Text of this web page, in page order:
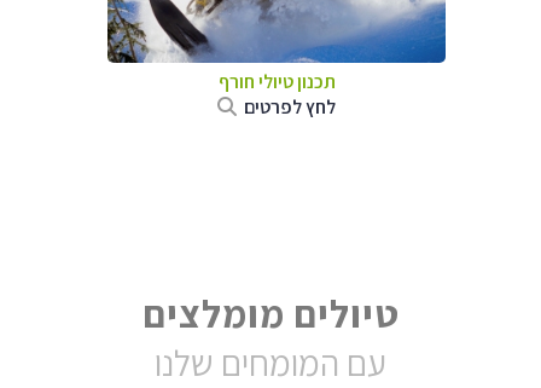
תכנון טיולי חורף
לחץ לפרטים
טיולים מומלצים
עם המומחים שלנו